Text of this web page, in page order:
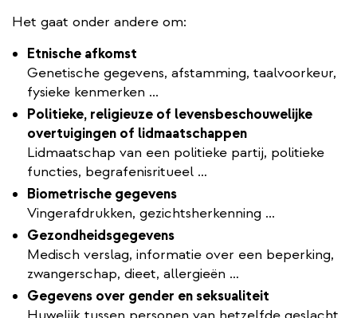
Het gaat onder andere om:
Etnische afkomst
Genetische gegevens, afstamming, taalvoorkeur,
fysieke kenmerken ...
Politieke, religieuze of levensbeschouwelijke
overtuigingen of lidmaatschappen
Lidmaatschap van een politieke partij, politieke
functies, begrafenisritueel …
Biometrische gegevens
Vingerafdrukken, gezichtsherkenning ...
Gezondheidsgegevens
Medisch verslag, informatie over een beperking,
zwangerschap, dieet, allergieën …
Gegevens over gender en seksualiteit